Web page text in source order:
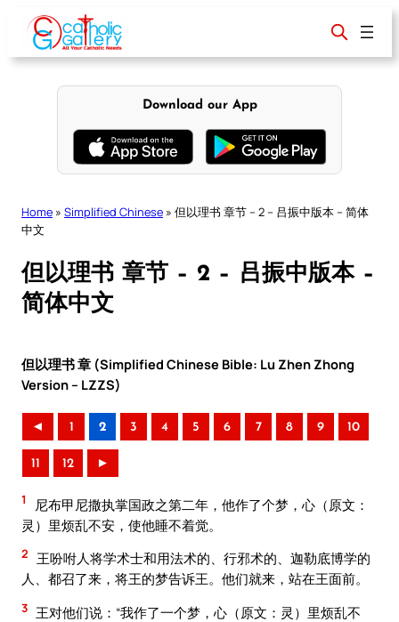
content
Download our App
Home » Simplified Chinese » 但以理书 章节 – 2 – 吕振中版本 – 简体
中文
但以理书 章节 – 2 – 吕振中版本 –
简体中文
但以理书 章 (Simplified Chinese Bible: Lu Zhen Zhong
Version – LZZS)
◄ 1 2 3 4 5 6 7 8 9 10
11 12 ►
1
尼布甲尼撒执掌国政之第二年，他作了个梦，心（原文：
灵）里烦乱不安，使他睡不着觉。
2 王吩咐人将学术士和用法术的、行邪术的、迦勒底博学的
人、都召了来，将王的梦告诉王。他们就来，站在王面前。
3 王对他们说：“我作了一个梦，心（原文：灵）里烦乱不